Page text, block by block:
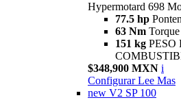
Hypermotard 698
77.5 hp
63 Nm Torque
151 kg PESO
$348,900 MXN i
Configurar Lee Mas
new V2 SP 100